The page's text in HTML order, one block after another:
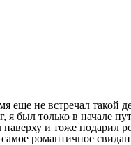
не встречал такой
я был только в начале
и тоже подарил
романтичное